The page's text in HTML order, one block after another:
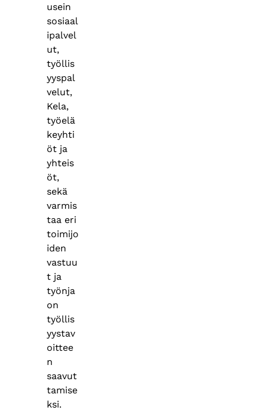
usein
sosiaal
ipalvel
ut,
työllis
yyspal
velut,
Kela,
työelä
keyhti
öt ja
yhteis
öt,
sekä
varmis
taa eri
toimijo
iden
vastuu
t ja
työnja
on
työllis
yystav
oittee
n
saavut
tamise
ksi.